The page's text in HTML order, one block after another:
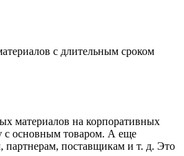
с длительным сроком
материалов на корпоративных
с основным товаром. А еще
поставщикам и т. д. Это